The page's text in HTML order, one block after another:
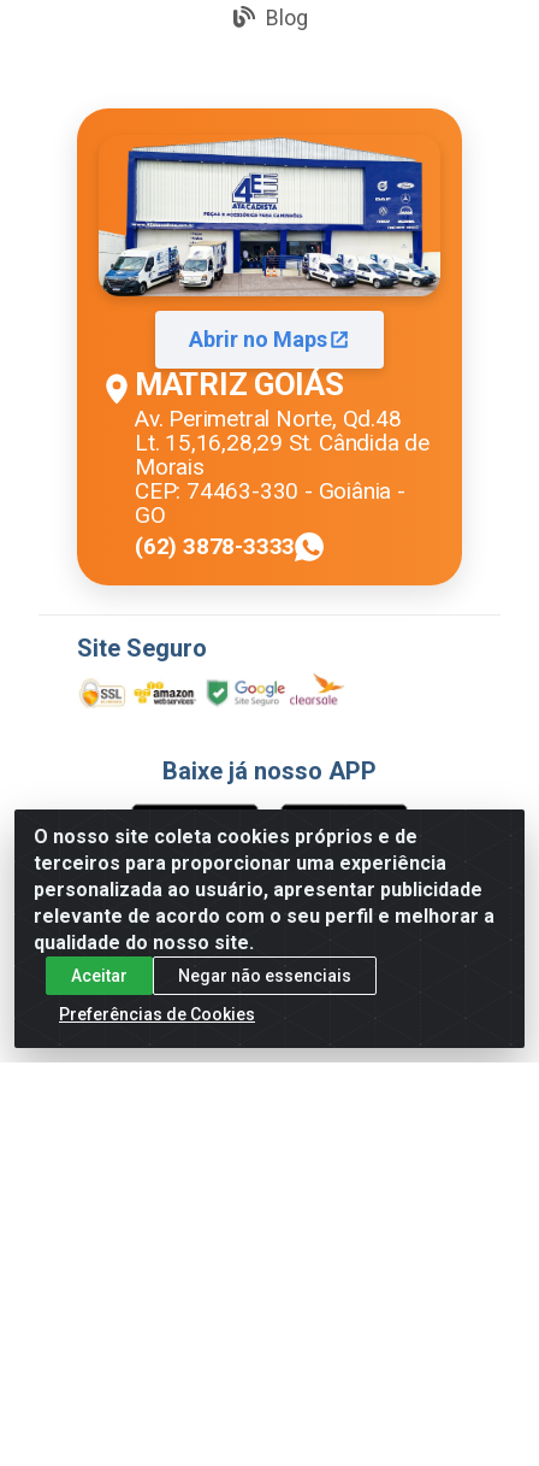
O nosso site coleta cookies próprios e de
terceiros para proporcionar uma experiência
personalizada ao usuário, apresentar publicidade
relevante de acordo com o seu perfil e melhorar a
qualidade do nosso site.
Aceitar
Negar não essenciais
Preferências de Cookies
Blog
Abrir no Maps
MATRIZ GOIÁS
Av. Perimetral Norte, Qd.48
Lt. 15,16,28,29 St. Cândida de
Morais
CEP: 74463-330 - Goiânia -
GO
(62) 3878-3333
Site Seguro
Baixe já nosso APP
Formas de Pagamento